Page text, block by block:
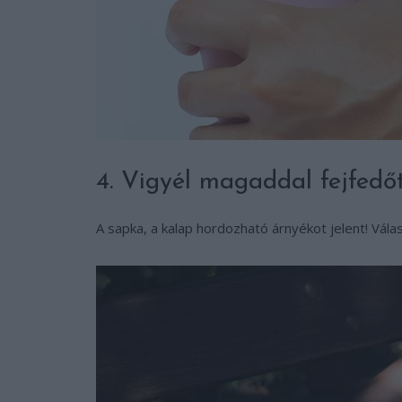
4. Vigyél magaddal
A sapka, a kalap hordozható árnyékot jelent!